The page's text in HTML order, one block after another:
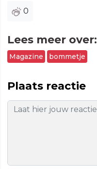
0
Lees meer over:
Magazine bommetje
Plaats reactie